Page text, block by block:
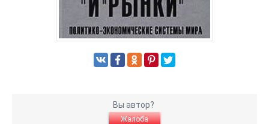
Вы автор?
Жалоба